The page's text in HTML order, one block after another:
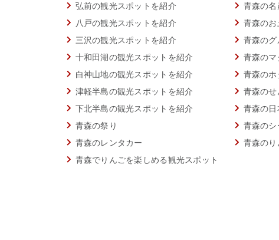
弘前の観光スポットを紹介
八戸の観光スポットを紹介
三沢の観光スポットを紹介
十和田湖の観光スポットを紹介
白神山地の観光スポットを紹介
津軽半島の観光スポットを紹介
下北半島の観光スポットを紹介
青森の祭り
青森のレンタカー
青森でりんごを楽しめる観光スポット
青森の名
青森のお
青森のグ
青森のマ
青森のホ
青森のせ
青森の日
青森の
青森のり